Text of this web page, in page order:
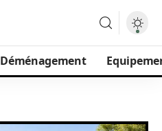
Déménagement